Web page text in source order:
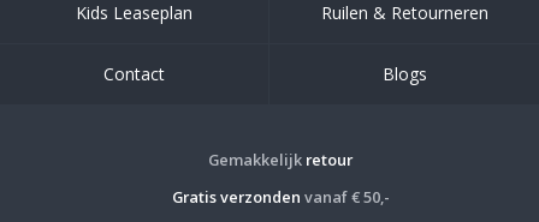
Kids Leaseplan Ruilen & Retourneren
Contact Blogs
Gemakkelijk retour
Gratis verzonden vanaf € 50,-